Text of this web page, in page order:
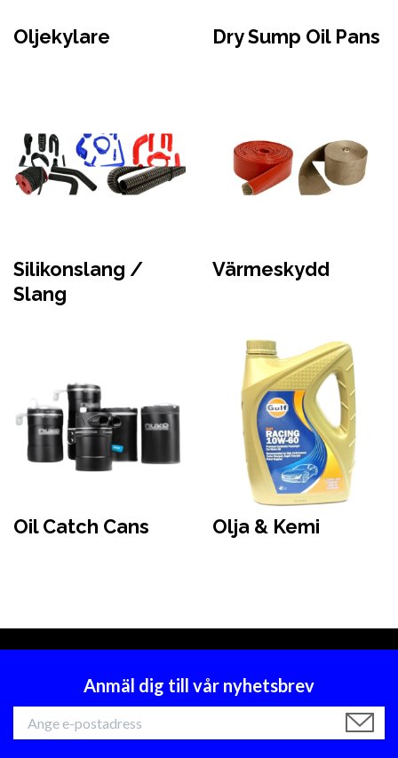
Oljekylare Dry Sump Oil Pans
Silikonslang /
Slang
Värmeskydd
Oil Catch Cans Olja & Kemi
Anmäl dig till vår nyhetsbrev